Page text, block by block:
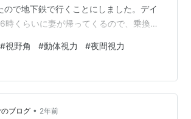
ので地下鉄で行くことにしました。デイ
時くらいに妻が帰ってくるので、乗換の
は午後の部（13時15分～15時15分）と
時間は12時50分ですが、余裕を持って12
学校に着きました。 定刻（12時50分）に
した。 参加者はというと、私を含め4人
多い時には12人くらいになるようです
#視野角 #動体視力 #夜間視力
ブログ • 2年前